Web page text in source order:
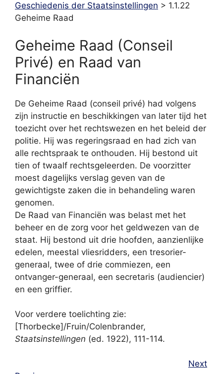
Geschiedenis der Staatsinstellingen > 1.1.22
Geheime Raad
Geheime Raad (Conseil
Privé) en Raad van
Financiën
De Geheime Raad (conseil privé) had volgens
zijn instructie en beschikkingen van later tijd het
toezicht over het rechtswezen en het beleid der
politie. Hij was regeringsraad en had zich van
alle rechtspraak te onthouden. Hij bestond uit
tien of twaalf rechtsgeleerden. De voorzitter
moest dagelijks verslag geven van de
gewichtigste zaken die in behandeling waren
genomen.
De Raad van Financiën was belast met het
beheer en de zorg voor het geldwezen van de
staat. Hij bestond uit drie hoofden, aanzienlijke
edelen, meestal vliesridders, een tresorier-
generaal, twee of drie commiezen, een
ontvanger-generaal, een secretaris (audiencier)
en een griffier.
Voor verdere toelichting zie:
[Thorbecke]/Fruin/Colenbrander,
Staatsinstellingen (ed. 1922), 111-114.
Next